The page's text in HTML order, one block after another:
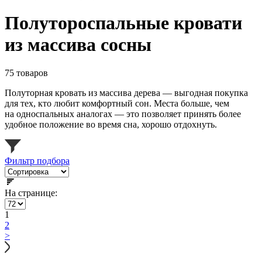
Полутороспальные кровати
из массива сосны
75 товаров
Полуторная кровать из массива дерева — выгодная покупка
для тех, кто любит комфортный сон. Места больше, чем
на односпальных аналогах — это позволяет принять более
удобное положение во время сна, хорошо отдохнуть.
Фильтр подбора
На странице:
1
2
>